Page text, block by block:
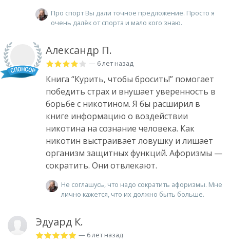
Про спорт Вы дали точное предложение. Просто я
очень далёк от спорта и мало кого знаю.
Александр П.
— 6 лет назад
Книга “Курить, чтобы бросить!” помогает
победить страх и внушает уверенность в
борьбе с никотином. Я бы расширил в
книге информацию о воздействии
никотина на сознание человека. Как
никотин выстраивает ловушку и лишает
организм защитных функций. Афоризмы —
сократить. Они отвлекают.
Не соглашусь, что надо сократить афоризмы. Мне
лично кажется, что их должно быть больше.
Эдуард К.
— 6 лет назад